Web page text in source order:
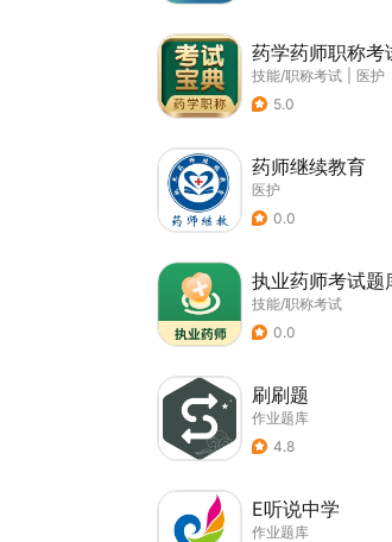
药学药师职称考
技能/职称考试
医护
5.0
药师继续教育
医护
0.0
执业药师考试题
技能/职称考试
0.0
刷刷题
作业题库
4.8
E听说中学
作业题库